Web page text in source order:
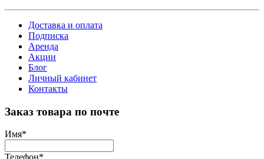
Доставка и оплата
Подписка
Аренда
Акции
Блог
Личный кабинет
Контакты
Заказ товара по почте
Имя*